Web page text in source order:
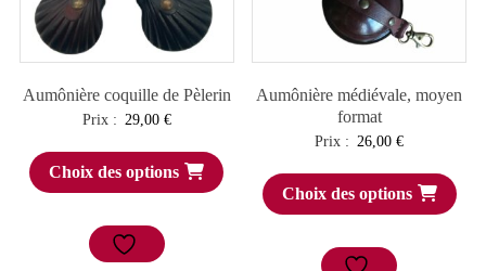
Aumônière coquille de Pèlerin
Prix : 29,00 €
Choix des options
Aumônière médiévale, moyen
format
Prix : 26,00€
Choix des options